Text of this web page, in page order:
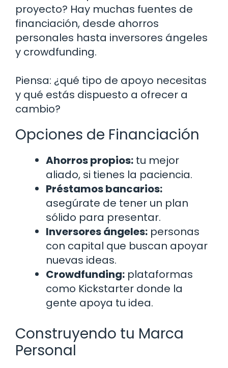
proyecto? Hay muchas fuentes de
financiación, desde ahorros
personales hasta inversores ángeles
y crowdfunding.
Piensa: ¿qué tipo de apoyo necesitas
y qué estás dispuesto a ofrecer a
cambio?
Opciones de Financiación
Ahorros propios: tu mejor
aliado, si tienes la paciencia.
Préstamos bancarios:
asegúrate de tener un plan
sólido para presentar.
Inversores ángeles: personas
con capital que buscan apoyar
nuevas ideas.
Crowdfunding: plataformas
como Kickstarter donde la
gente apoya tu idea.
Construyendo tu Marca
Personal